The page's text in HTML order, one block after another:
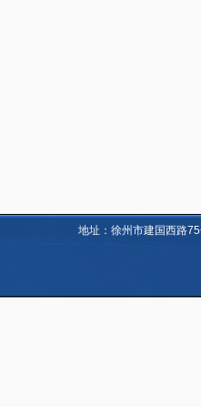
地址：徐州市建国西路